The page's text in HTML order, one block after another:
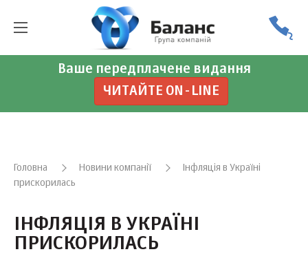
Ваше передплачене видання
ЧИТАЙТЕ ON-LINE
Головна Новини компанії
Інфляція в Україні
прискорилась
ІНФЛЯЦІЯ В УКРАЇНІ
ПРИСКОРИЛАСЬ